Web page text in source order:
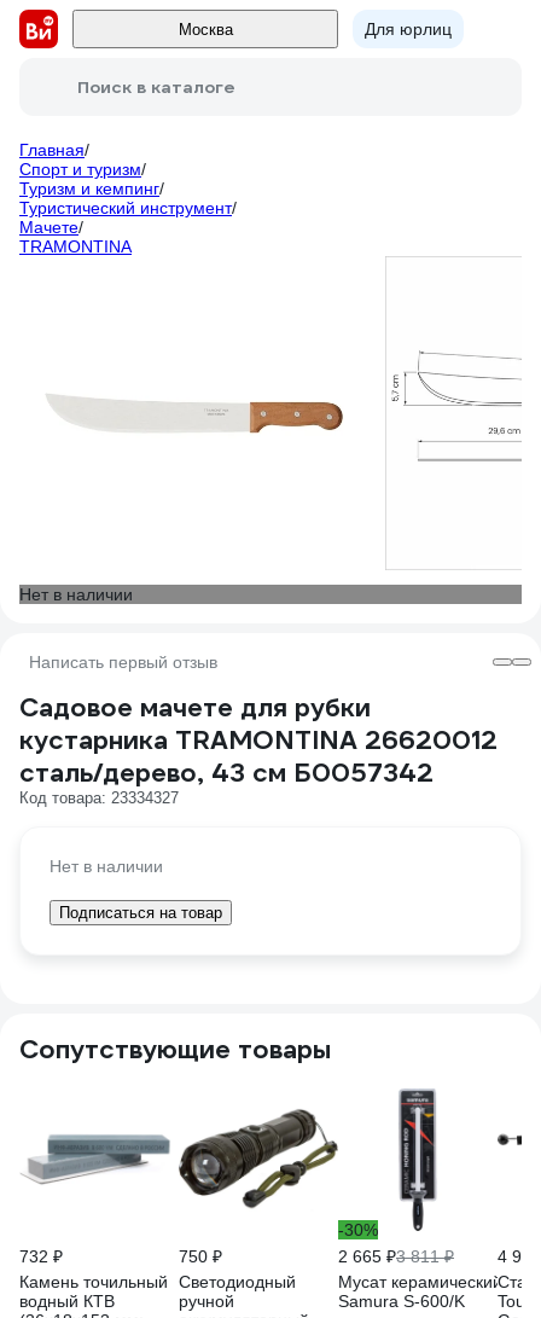
Москва Для юрлиц
Поиск в каталоге
Главная/
Спорт и туризм/
Туризм и кемпинг/
Туристический инструмент/
Мачете/
TRAMONTINA
Нет в наличии
Написать первый отзыв
Садовое мачете для рубки
кустарника TRAMONTINA 26620012
сталь/дерево, 43 см Б0057342
Код товара: 23334327
Нет в наличии
Подписаться на товар
Сопутствующие товары
732 ₽
Камень точильный
водный КТВ
750 ₽
Светодиодный
ручной
-30%
2 665 ₽3 811 ₽
Мусат керамический
Samura S-600/K
4